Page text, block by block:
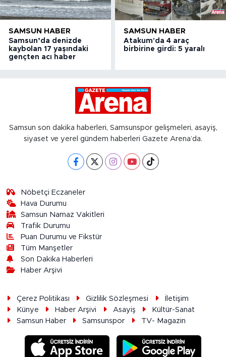
SAMSUN HABER
Samsun’da denizde
kaybolan 17 yaşındaki
gençten acı haber
SAMSUN HABER
Atakum'da 4 araç
birbirine girdi: 5 yaralı
Samsun son dakika haberleri, Samsunspor gelişmeleri, asayiş,
siyaset ve yerel gündem haberleri Gazete Arena’da.
Nöbetçi Eczaneler
Hava Durumu
Samsun Namaz Vakitleri
Trafik Durumu
Puan Durumu ve Fikstür
Tüm Manşetler
Son Dakika Haberleri
Haber Arşivi
Çerez Politikası Gizlilik Sözleşmesi
İletişim
Künye
Haber Arşivi Asayiş
Kültür-Sanat
Samsun Haber
Samsunspor TV- Magazin